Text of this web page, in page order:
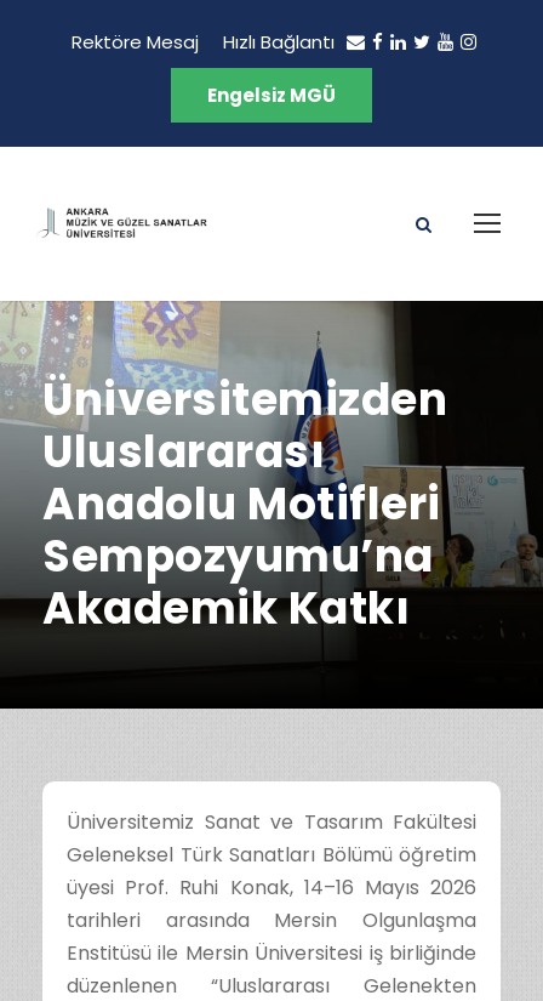
Rektöre Mesaj Hızlı Bağlantı
Engelsiz MGÜ
Üniversitemizden
Uluslararası
Anadolu Motifleri
Sempozyumu’na
Akademik Katkı
Üniversitemiz Sanat ve Tasarım Fakültesi
Geleneksel Türk Sanatları Bölümü öğretim
üyesi Prof. Ruhi Konak, 14–16 Mayıs 2026
tarihleri arasında Mersin Olgunlaşma
Enstitüsü ile Mersin Üniversitesi iş birliğinde
düzenlenen “Uluslararası Gelenekten